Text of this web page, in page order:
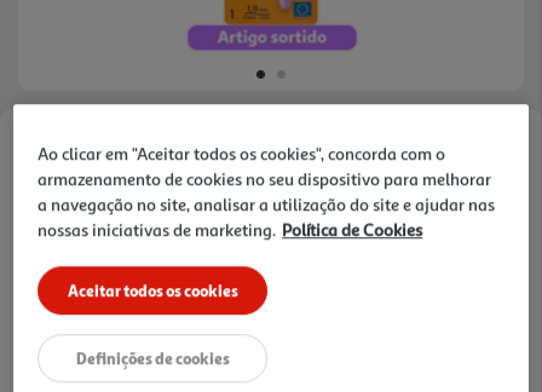
Faça a sua avaliação
Ref. / EAN:3086123219120
3.59 €/un
3,59 €
Ao clicar em "Aceitar todos os cookies", concorda com o
armazenamento de cookies no seu dispositivo para melhorar
a navegação no site, analisar a utilização do site e ajudar nas
nossas iniciativas de marketing. Política de Cookies
Aceitar todos os cookies
Definições de cookies